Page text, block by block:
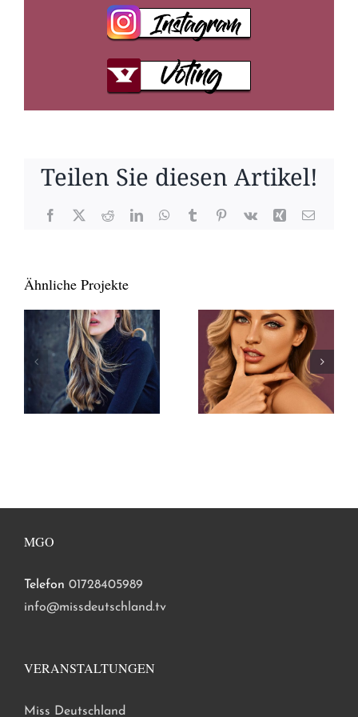
Teilen Sie diesen Artikel!
Facebook
X RedditLinkedInWhatsApp
TumblrPinterest
Vk Xing E-
Ähnliche Projekte
MGO
Telefon 01728405989
info@missdeutschland.tv
VERANSTALTUNGEN
Miss Deutschland